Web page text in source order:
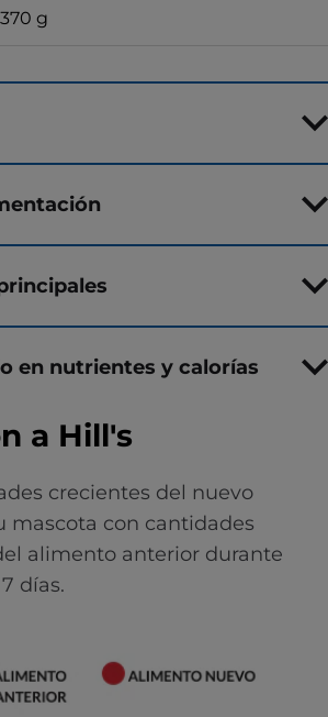
370 g
en nutrientes y calorías
a Hill's
crecientes del nuevo
mascota con cantidades
alimento anterior durante
días.